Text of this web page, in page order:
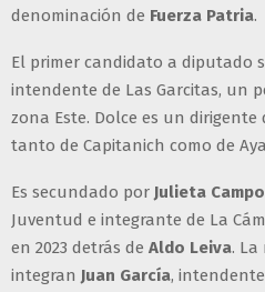
denominación de Fuerza Patria.
El primer candidato a diputado
intendente de Las Garcitas, un
zona Este. Dolce es un dirigente
tanto de Capitanich como de
Es secundado por Julieta Campo
Juventud e integrante de La
en 2023 detrás de Aldo Leiva. La
integran Juan García,